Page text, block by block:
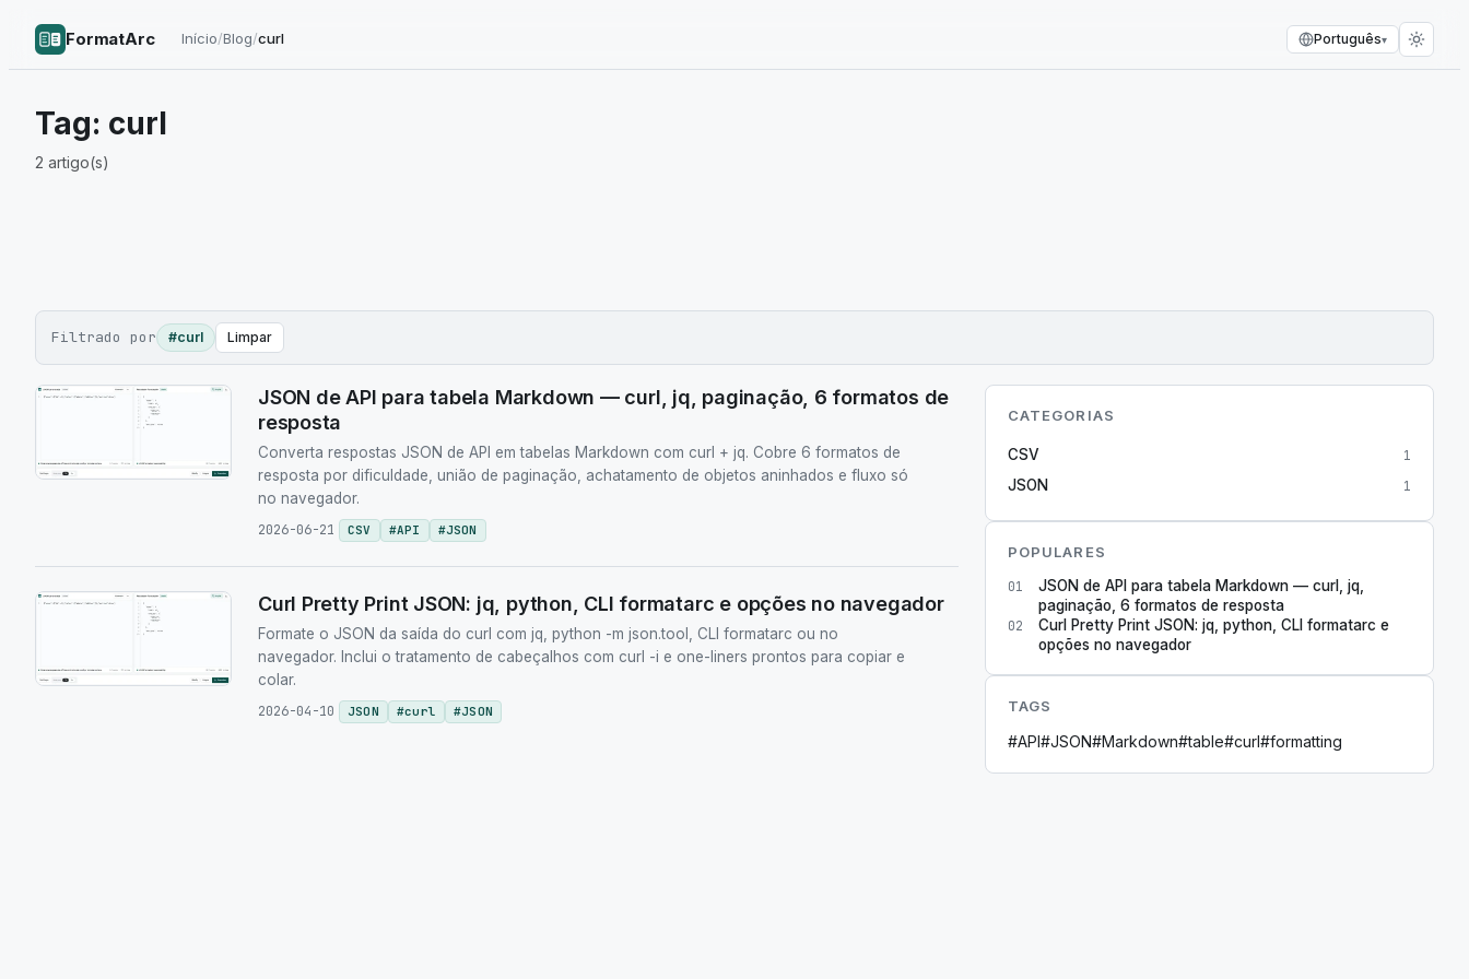
FormatArc Início/Blog/curl Português▾
Tag: curl
2 artigo(s)
Filtrado por #curl Limpar
JSON de API para tabela Markdown — curl, jq, paginação, 6 formatos de
resposta
Converta respostas JSON de API em tabelas Markdown com curl + jq. Cobre 6 formatos de
resposta por dificuldade, união de paginação, achatamento de objetos aninhados e fluxo só
no navegador.
2026-06-21
CSV #API #JSON
Curl Pretty Print JSON: jq, python, CLI formatarc e opções no navegador
Formate o JSON da saída do curl com jq, python -m json.tool, CLI formatarc ou no
navegador. Inclui o tratamento de cabeçalhos com curl -i e one-liners prontos para copiar e
colar.
2026-04-10
JSON #curl #JSON
CATEGORIAS
CSV 1
JSON 1
POPULARES
01
JSON de API para tabela Markdown — curl, jq,
paginação, 6 formatos de resposta
02
Curl Pretty Print JSON: jq, python, CLI formatarc e
opções no navegador
TAGS
#API#JSON#Markdown#table#curl#formatting